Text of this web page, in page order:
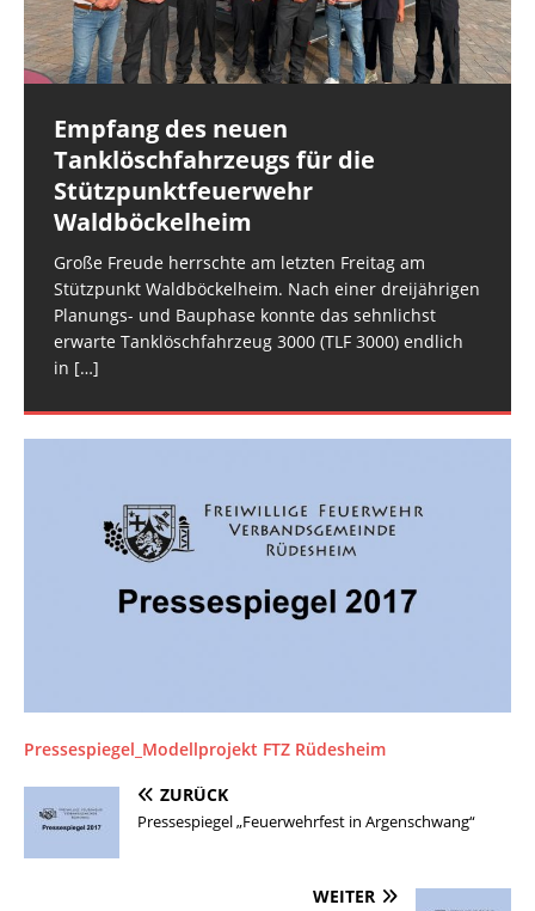
Empfang des neuen
Tanklöschfahrzeugs für die
Stützpunktfeuerwehr
Waldböckelheim
Große Freude herrschte am letzten Freitag am
Stützpunkt Waldböckelheim. Nach einer dreijährigen
Planungs- und Bauphase konnte das sehnlichst
erwarte Tanklöschfahrzeug 3000 (TLF 3000) endlich
in […]
Rüdesheim: Notfalltüröffnung
Die Rüdesheimer Feuerwehr wurde am
Mittwochmorgen zu einer Notfalltüröffnung in der
Rüdesheimer Ortslage alarmiert. (rg) Bildquelle:
Rüdesheim: Wasser in Stromkasten
Im Keller eines Mehrfamilienhauses im Rüdesheimer
Schlittweg stand am Dienstagmittag ein
Stromverteilkasten unter Wasser. Ursache war ein
Obergeschoss. Für[…]
und der FEZ Rüdesheim am Montagabend. Es
handelte sich
[…]
und Polizei. Gegen 16:30 Uhr erfolgte die
überörtliche Anforderung der
[…]
Pressespiegel_Modellprojekt FTZ Rüdesheim
ZURÜCK
Pressespiegel „Feuerwehrfest in Argenschwang“
WEITER